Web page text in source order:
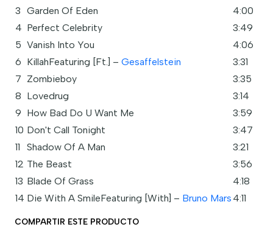
3 Garden Of Eden
4:00
4 Perfect Celebrity
3:49
5 Vanish Into You
4:06
6 KillahFeaturing [Ft.] – Gesaffelstein
3:31
7 Zombieboy
3:35
8 Lovedrug
3:14
9 How Bad Do U Want Me
3:59
10 Don't Call Tonight
3:47
11
Shadow Of A Man
3:21
12 The Beast
3:56
13 Blade Of Grass
4:18
14 Die With A SmileFeaturing [With] – Bruno Mars 4:11
COMPARTIR ESTE PRODUCTO